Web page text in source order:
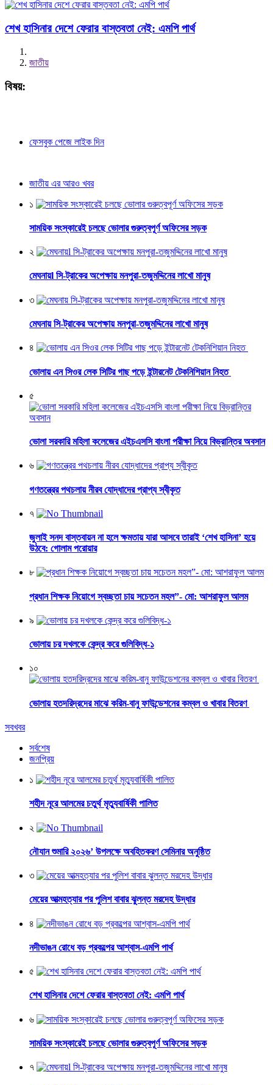
শেখ হাসিনার দেশে ফেরার বাস্তবতা নেই: এমপি পার্থ
জাতীয়
বিষয়:
ফেসবুক পেজে লাইক দিন
জাতীয় এর আরও খবর
১
সাময়িক সংস্কারেই চলছে ভোলার গুরুত্বপূর্ণ অফিসের সড়ক
২
মেঘনায়l সি-ট্রাকের অপেক্ষায় মনপুরা-তজুমদ্দিনের লাখো মানুষ
৩
মেঘনায় সি-ট্রাকের অপেক্ষায় মনপুরা-তজুমদ্দিনের লাখো মানুষ
৪
ভোলায় এন সিওর লেক সিটির গাছ পড়ে ইন্টারনেট টেকনিশিয়ান নিহত
৫
ভোলা সরকারি মহিলা কলেজের এইচএসসি বাংলা পরীক্ষা নিয়ে বিভ্রান্তির অবসান
৬
গণতন্ত্রের পথচলায় নীরব যোদ্ধাদের প্রাপ্য স্বীকৃত
৭
জুলাই সনদ বাস্তবায়ন না হলে ক্ষমতায় যারা আসবে তারাই ‘শেখ হাসিনা’ হয়ে
উঠবে: গোলাম পরোয়ার
৮
প্রধান শিক্ষক নিয়োগে স্বচ্ছতা চায় সচেতন মহল”- মো: আশরাফুল আলম
৯
ভোলায় চর দখলকে কেন্দ্র করে গুলিবিদ্ধ-১
১০
ভোলায় হতদরিদ্রদের মাঝে করিম-বানু ফাউন্ডেশনের কম্বল ও খাবার বিতরণ
সবখবর
সর্বশেষ
জনপ্রিয়
১
শহীদ নূরে আলমের চতুর্থ মৃত্যুবার্ষিকী পালিত
২
নৌযান শুমারি ২০২৬’ উপলক্ষে অবহিতকরণ সেমিনার অনুষ্ঠিত
৩
মেয়ের আত্মহত্যার পর পুলিশ বাবার ঝুলন্ত মরদেহ উদ্ধার
৪
নদীভাঙন রোধে বড় প্রকল্পের আশ্বাস-এমপি পার্থ
৫
শেখ হাসিনার দেশে ফেরার বাস্তবতা নেই: এমপি পার্থ
৬
সাময়িক সংস্কারেই চলছে ভোলার গুরুত্বপূর্ণ অফিসের সড়ক
৭